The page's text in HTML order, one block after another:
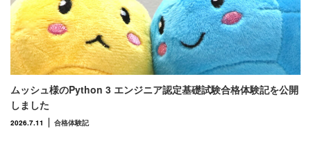
ムッシュ様のPython 3 エンジニア認定基礎試験合格体験記を公開
しました
2026.7.11 合格体験記